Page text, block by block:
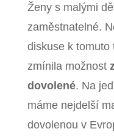
Ženy s malými
zaměstnatelné.
diskuse k tomuto
zmínila možnost
dovolené. Na
máme nejdelší
dovolenou v